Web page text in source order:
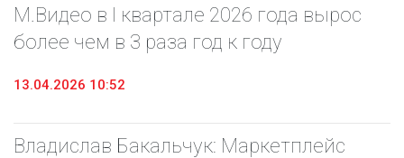
М.Видео в I квартале 2026 года вырос
более чем в 3 раза год к году
13.04.2026 10:52
Владислав Бакальчук: Маркетплейс